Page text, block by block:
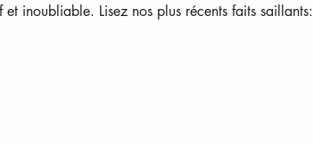
inoubliable. Lisez nos plus récents faits saillants: